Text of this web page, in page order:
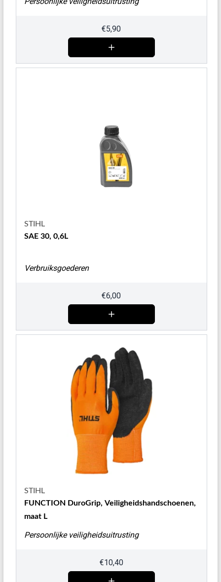
€5,90
STIHL
SAE 30, 0,6L
Verbruiksgoederen
€6,00
STIHL
FUNCTION DuroGrip, Veiligheidshandschoenen,
maat L
Persoonlijke veiligheidsuitrusting
€10,40